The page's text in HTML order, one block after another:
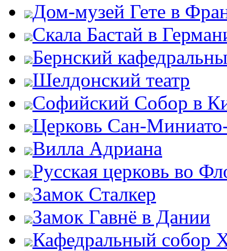
Дом-музей Гете в
Скала Бастай в
Бернский
Шелдонский театр
Софийский Собор в
Церковь Сан-
Вилла Адриана
Русская церковь во
Замок Сталкер
Замок Гавнё в Дании
Кафедральный собор